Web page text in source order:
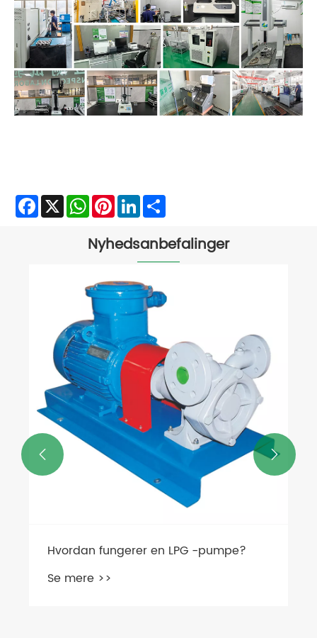
Facebook
X WhatsApp
Pinterest
LinkedIn
Nyhedsanbefalinger
Hvordan fungerer en LPG -pumpe?
Se mere >>
 